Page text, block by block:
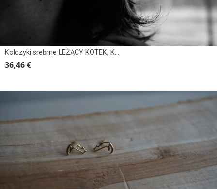
Kolczyki srebrne LEŻĄCY KOTEK, KOT
36,46 €